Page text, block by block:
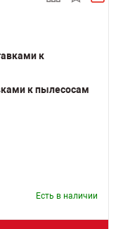
к пылесосам
Есть в наличии